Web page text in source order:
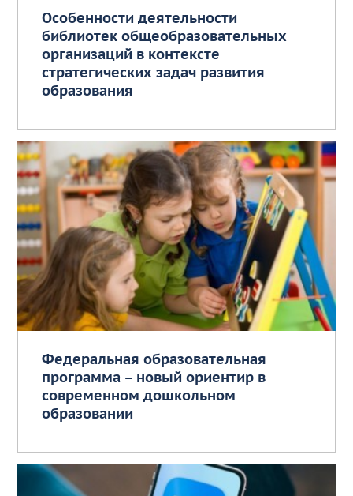
Особенности деятельности
библиотек общеобразовательных
организаций в контексте
стратегических задач развития
образования
Федеральная образовательная
программа – новый ориентир в
современном дошкольном
образовании